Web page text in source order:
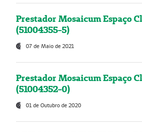
Prestador Mosaicum Espaço
(51004355-5)
07 de Maio de 2021
Prestador Mosaicum Espaço
(51004352-0)
01 de Outubro de 2020